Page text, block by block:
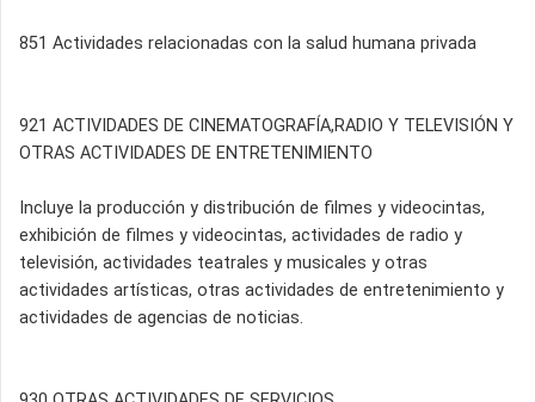
851 Actividades relacionadas con la salud humana privada
921 ACTIVIDADES DE CINEMATOGRAFÍA,RADIO Y TELEVISIÓN Y
OTRAS ACTIVIDADES DE ENTRETENIMIENTO
Incluye la producción y distribución de filmes y videocintas,
exhibición de filmes y videocintas, actividades de radio y
televisión, actividades teatrales y musicales y otras
actividades artísticas, otras actividades de entretenimiento y
actividades de agencias de noticias.